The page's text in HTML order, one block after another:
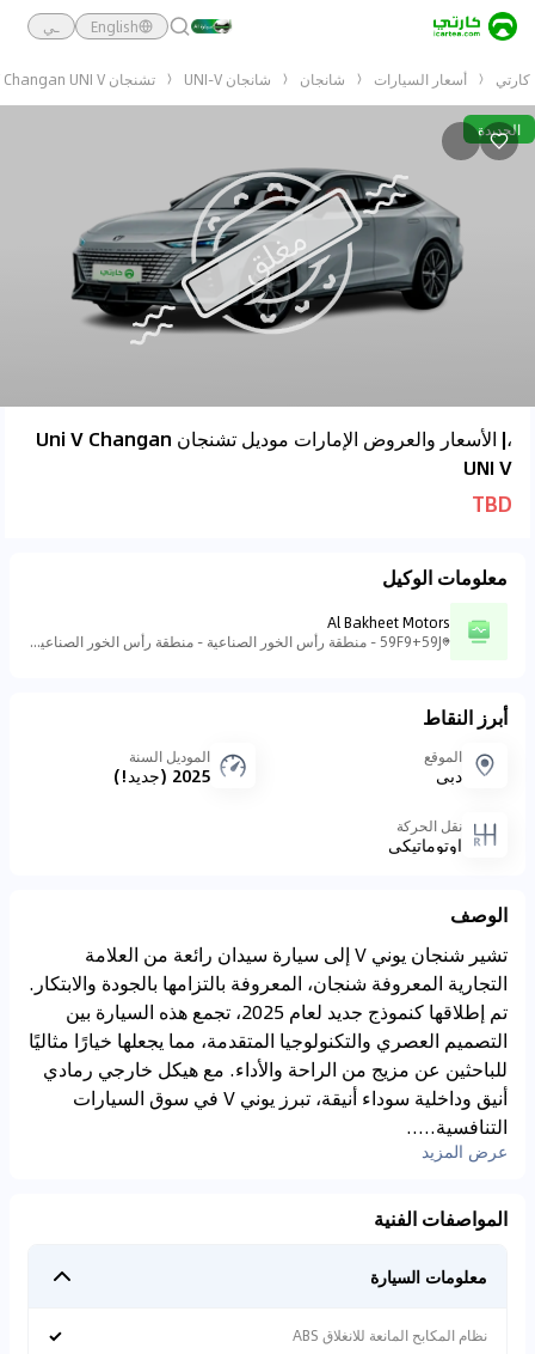
English ـي
كارتي أسعار السيارات شانجان شانجان UNI-V تشنجان Uni V Changan UNI V
الجديدة
،| الأسعار والعروض الإمارات موديل تشنجان Uni V Changan
UNI V
TBD
معلومات الوكيل
Al Bakheet Motors
59F9+59J - منطقة رأس الخور الصناعية - منطقة رأس الخور الصناعية - ٣ - دبي - الإمارات العربية المتحدة
أبرز النقاط
الموقع
دبي
الموديل السنة
2025 (جديد!)
نقل الحركة
اوتوماتيكي
الوصف
تشير شنجان يوني V إلى سيارة سيدان رائعة من العلامة
التجارية المعروفة شنجان، المعروفة بالتزامها بالجودة والابتكار.
تم إطلاقها كنموذج جديد لعام 2025، تجمع هذه السيارة بين
التصميم العصري والتكنولوجيا المتقدمة، مما يجعلها خيارًا مثاليًا
للباحثين عن مزيج من الراحة والأداء. مع هيكل خارجي رمادي
أنيق وداخلية سوداء أنيقة، تبرز يوني V في سوق السيارات
التنافسية.....
عرض المزيد
المواصفات الفنية
معلومات السيارة
نظام المكابح المانعة للانغلاق ABS ✓